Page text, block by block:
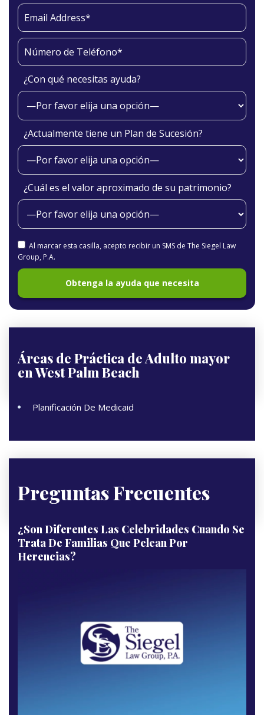
¿Con qué necesitas ayuda?
¿Actualmente tiene un Plan de Sucesión?
¿Cuál es el valor aproximado de su patrimonio?
Al marcar esta casilla, acepto recibir un SMS de The Siegel Law
Group, P.A.
Áreas de Práctica deAdulto mayor
en West Palm Beach
Planificación De Medicaid
Preguntas Frecuentes
¿Son Diferentes Las Celebridades Cuando Se
Trata De Familias Que Pelean Por
Herencias?